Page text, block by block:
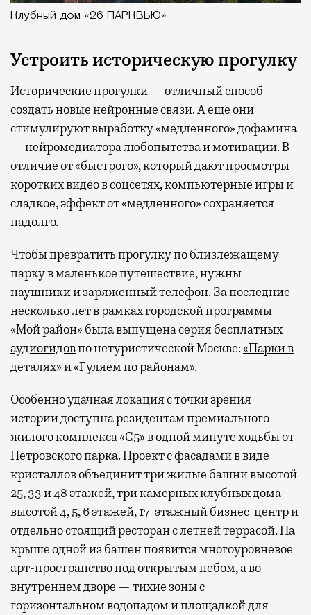
Клубный дом «26 ПАРКВЬЮ»
Устроить историческую прогулку
Исторические прогулки — отличный способ
создать новые нейронные связи. А еще они
стимулируют выработку «медленного» дофамина
— нейромедиатора любопытства и мотивации. В
отличие от «быстрого», который дают просмотры
коротких видео в соцсетях, компьютерные игры и
сладкое, эффект от «медленного» сохраняется
надолго.
Чтобы превратить прогулку по близлежащему
парку в маленькое путешествие, нужны
наушники и заряженный телефон. За последние
несколько лет в рамках городской программы
«Мой район» была выпущена серия бесплатных
аудиогидовпо нетуристической Москве:«Парки в
деталях»и«Гуляем по районам».
Особенно удачная локация с точки зрения
истории доступна резидентам премиального
жилого комплекса «С5»в одной минуте ходьбы от
Петровского парка. Проект с фасадами в виде
кристаллов объединит три жилые башни высотой
25, 33 и 48 этажей, три камерных клубных дома
высотой 4, 5, 6 этажей, 17-этажный бизнес-центр и
отдельно стоящий ресторан с летней террасой. На
крыше одной из башен появится многоуровневое
арт-пространство под открытым небом, а во
внутреннем дворе — тихие зоны с
горизонтальном водопадом и площадкой для